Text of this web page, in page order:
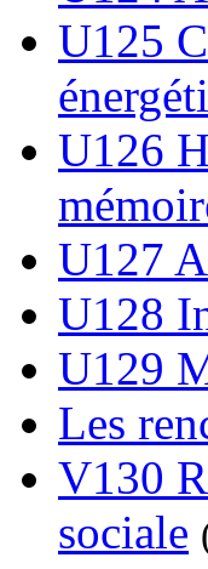
U125
U126
U127
U128
U129
Les
V130
sociale